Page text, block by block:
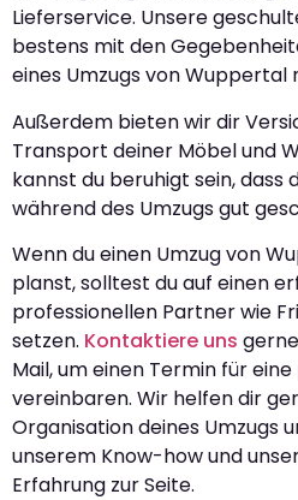
Lieferservice. Unsere
bestens mit den
eines Umzugs von Wuppertal
Außerdem bieten wir dir
Transport deiner Möbel und
kannst du beruhigt sein, dass
während des Umzugs gut
Wenn du einen Umzug von
planst, solltest du auf einen
professionellen Partner wie
setzen. Kontaktiere uns
Mail, um einen Termin für
vereinbaren. Wir helfen dir
Organisation deines Umzugs
unserem Know-how und
Erfahrung zur Seite.